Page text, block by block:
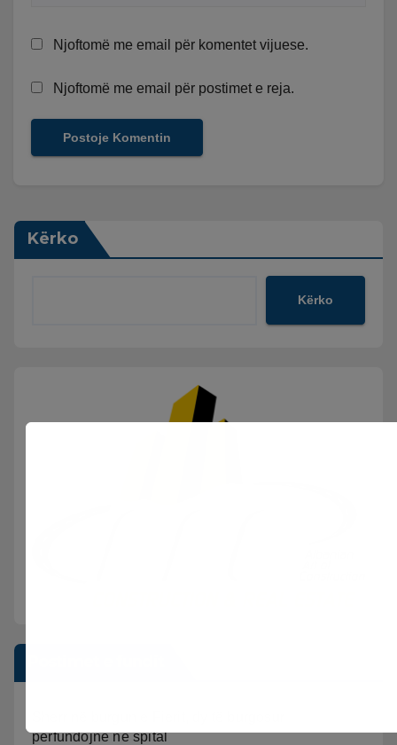
Njoftomë me email për komentet vijuese.
Njoftomë me email për postimet e reja.
Kërko
Kërko
përfundojnë në spital